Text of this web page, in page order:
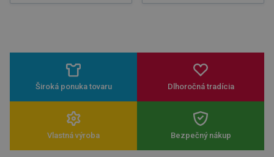
Široká ponuka tovaru Dlhoročná tradícia
Vlastná výroba Bezpečný nákup